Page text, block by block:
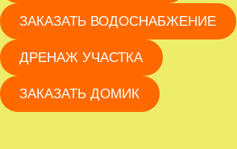
ЗАКАЗАТЬ ВОДОСНАБЖЕНИЕ
ДРЕНАЖ УЧАСТКА
ЗАКАЗАТЬ ДОМИК